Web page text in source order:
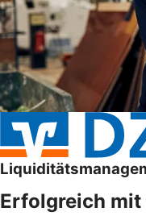
Erfolgreich